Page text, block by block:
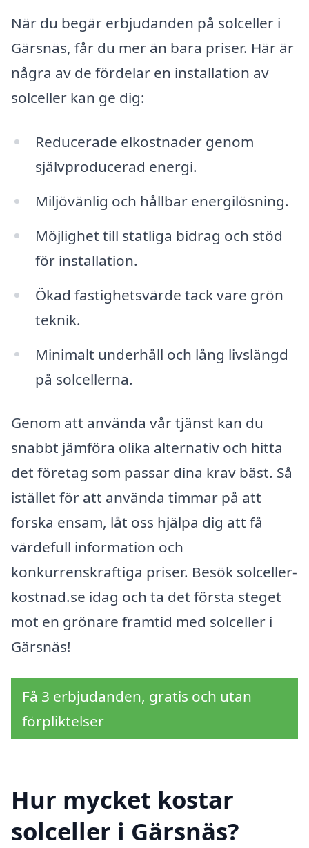
När du begär erbjudanden på solceller i
Gärsnäs, får du mer än bara priser. Här är
några av de fördelar en installation av
solceller kan ge dig:
Reducerade elkostnader genom
självproducerad energi.
Miljövänlig och hållbar energilösning.
Möjlighet till statliga bidrag och stöd
för installation.
Ökad fastighetsvärde tack vare grön
teknik.
Minimalt underhåll och lång livslängd
på solcellerna.
Genom att använda vår tjänst kan du
snabbt jämföra olika alternativ och hitta
det företag som passar dina krav bäst. Så
istället för att använda timmar på att
forska ensam, låt oss hjälpa dig att få
värdefull information och
konkurrenskraftiga priser. Besök solceller-
kostnad.se idag och ta det första steget
mot en grönare framtid med solceller i
Gärsnäs!
Få 3 erbjudanden, gratis och utan
förpliktelser
Hur mycket kostar
solceller i Gärsnäs?